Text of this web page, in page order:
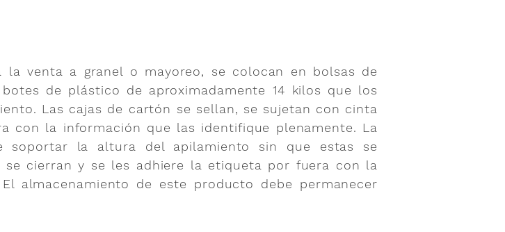
venta a granel o mayoreo, se colocan en bolsas de
de plástico de aproximadamente 14 kilos que los
Las cajas de cartón se sellan, se sujetan con cinta
con la información que las identifique plenamente. La
soportar la altura del apilamiento sin que estas se
cierran y se les adhiere la etiqueta por fuera con la
almacenamiento de este producto debe permanecer